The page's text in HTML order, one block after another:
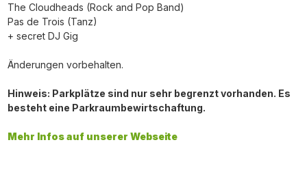
The Cloudheads (Rock and Pop Band)
Pas de Trois (Tanz)
+ secret DJ Gig
Änderungen vorbehalten.
Hinweis: Parkplätze sind nur sehr begrenzt vorhanden. Es
besteht eine Parkraumbewirtschaftung.
Mehr Infos auf unserer Webseite